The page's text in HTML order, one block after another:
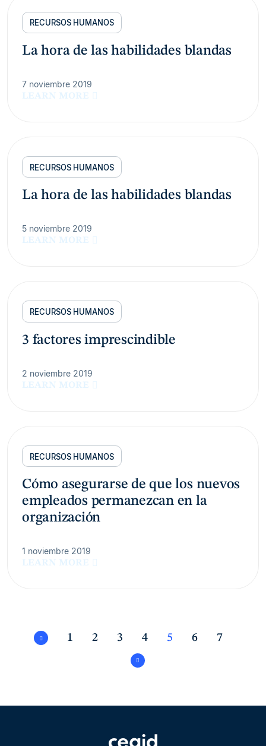
RECURSOS HUMANOS
La hora de las habilidades blandas
7 noviembre 2019
LEARN MORE
RECURSOS HUMANOS
La hora de las habilidades blandas
5 noviembre 2019
LEARN MORE
RECURSOS HUMANOS
3 factores imprescindible
2 noviembre 2019
LEARN MORE
RECURSOS HUMANOS
Cómo asegurarse de que los nuevos
empleados permanezcan en la
organización
1 noviembre 2019
LEARN MORE
1 2 3 4 5 6 7